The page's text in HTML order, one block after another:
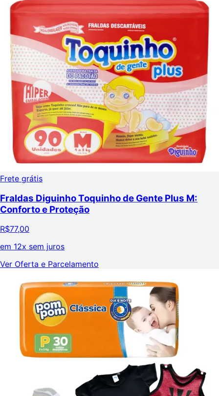
Frete grátis
Fraldas Diguinho Toquinho de Gente Plus M:
Conforto e Proteção
R$77,00
em 12x sem juros
Ver Oferta e Parcelamento